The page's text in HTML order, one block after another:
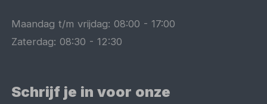
Maandag t/m vrijdag:08:00 -17:00
Zaterdag:08:30 -12:30
Schrijf je in voor onze